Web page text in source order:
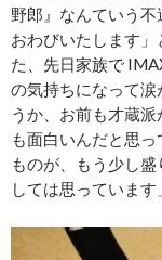
野郎』なんていう
おわびいたします」
た、先日家族で
の気持ちになって
うか、お前も才蔵
も面白いんだと思
ものが、もう少し
しては思っています